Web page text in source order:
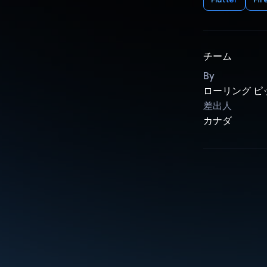
チーム
By
ローリング ピ
差出人
カナダ